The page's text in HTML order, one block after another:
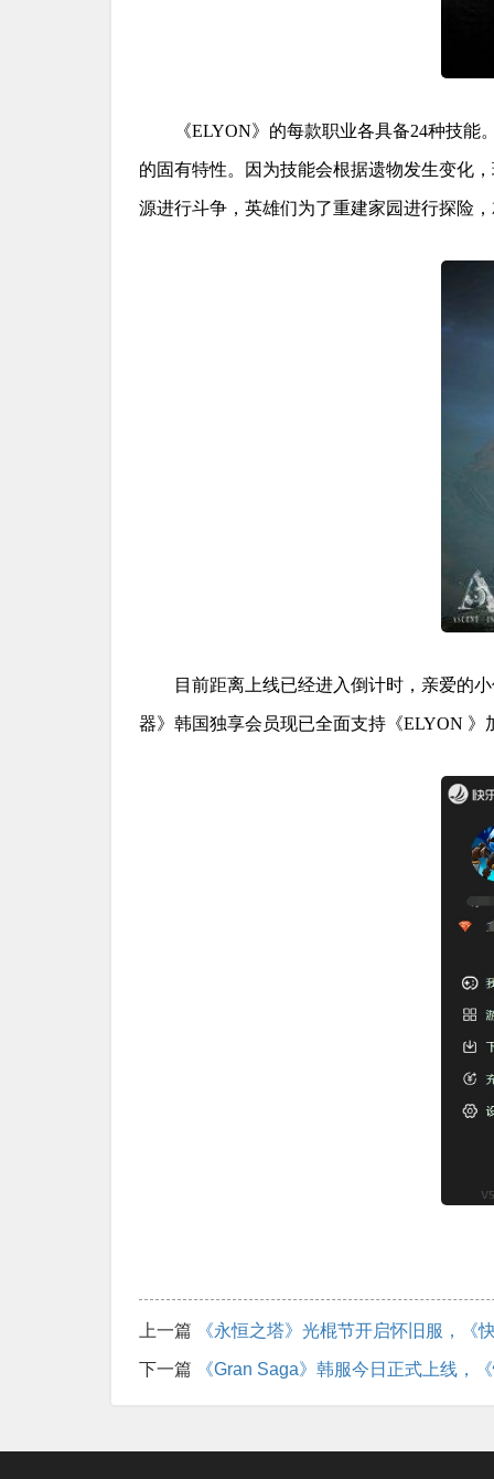
《ELYON》的每款职业各具备24种技
的固有特性。因为技能会根据遗物发生变化
源进行斗争，英雄们为了重建家园进行探险
目前距离上线已经进入倒计时，亲爱的
器》韩国独享会员现已全面支持《ELYON 》
上一篇 《永恒之塔》光棍节开启怀旧服，《
下一篇 《Gran Saga》韩服今日正式上线，